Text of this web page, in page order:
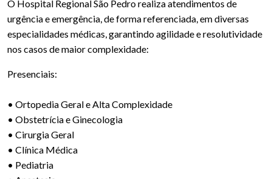
O Hospital Regional São Pedro realiza atendimentos de
urgência e emergência, de forma referenciada, em diversas
especialidades médicas, garantindo agilidade e resolutividade
nos casos de maior complexidade:
Presenciais:
• Ortopedia Geral e Alta Complexidade
• Obstetrícia e Ginecologia
• Cirurgia Geral
• Clínica Médica
• Pediatria